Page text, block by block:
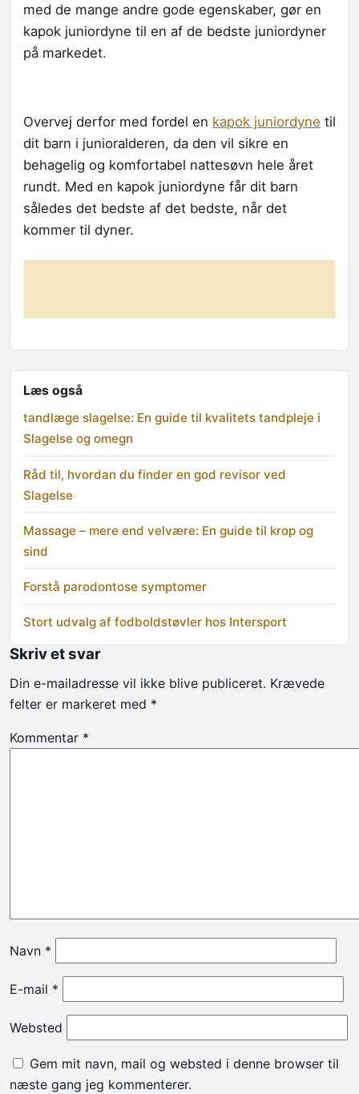
med de mange andre gode egenskaber, gør en
kapok juniordyne til en af de bedste juniordyner
på markedet.
Overvej derfor med fordel en kapok juniordyne til
dit barn i junioralderen, da den vil sikre en
behagelig og komfortabel nattesøvn hele året
rundt. Med en kapok juniordyne får dit barn
således det bedste af det bedste, når det
kommer til dyner.
Læs også
tandlæge slagelse: En guide til kvalitets tandpleje i
Slagelse og omegn
Råd til, hvordan du finder en god revisor ved
Slagelse
Massage – mere end velvære: En guide til krop og
sind
Forstå parodontose symptomer
Stort udvalg af fodboldstøvler hos Intersport
Skriv et svar
Din e-mailadresse vil ikke blive publiceret. Krævede
felter er markeret med *
Kommentar *
Navn *
E-mail *
Websted
Gem mit navn, mail og websted i denne browser til
næste gang jeg kommenterer.